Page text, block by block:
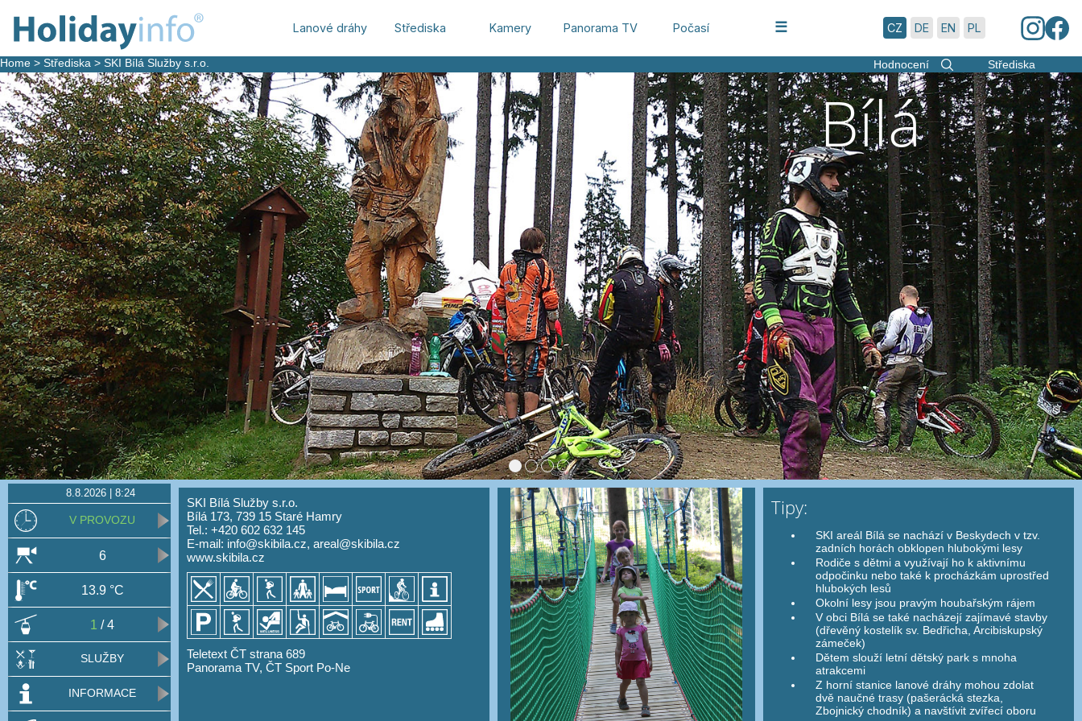
Lanové dráhy Střediska Kamery Panorama TV Počasí ☰ CZ DE EN PL
Home > Střediska > SKI Bílá Služby s.r.o. Hodnocení Střediska
Bílá
SKI Bílá Služby s.r.o.
Bílá 173, 739 15 Staré Hamry
Tel.: +420 602 632 145
E-mail: info@skibila.cz, areal@skibila.cz
www.skibila.cz
Teletext ČT strana 689
Panorama TV, ČT Sport Po-Ne
Tipy:
SKI areál Bílá se nachází v Beskydech v tzv.
zadních horách obklopen hlubokými lesy
Rodiče s dětmi a využívají ho k aktivnímu
odpočinku nebo také k procházkám uprostřed
hlubokých lesů
Okolní lesy jsou pravým houbařským rájem
V obci Bílá se také nacházejí zajímavé stavby
(dřevěný kostelík sv. Bedřicha, Arcibiskupský
zámeček)
Dětem slouží letní dětský park s mnoha
atrakcemi
Z horní stanice lanové dráhy mohou zdolat
dvě naučné trasy (pašerácká stezka,
Zbojnický chodník) a navštívit zvířecí oboru
8.8.2026 | 8:24
V PROVOZU
6
13.9 °C
1 / 4
SLUŽBY
INFORMACE